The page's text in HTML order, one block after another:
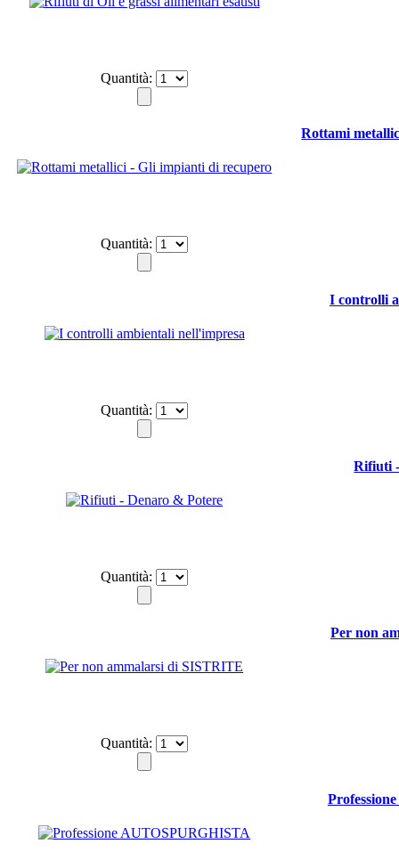
Quantità:
Rottami
Quantità:
I controlli
Quantità:
Rifiuti
Quantità:
Per non
Quantità: